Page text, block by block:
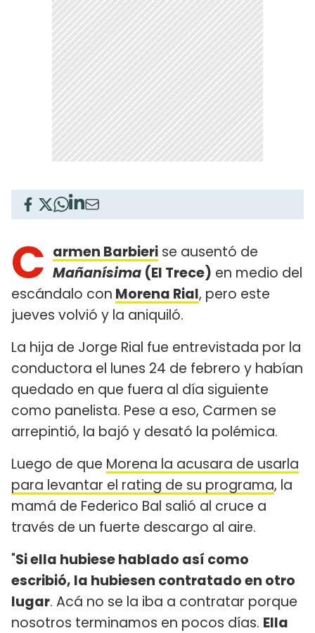
C armen Barbieri se ausentó de
Mañanísima (El Trece) en medio del
escándalo con Morena Rial, pero este
jueves volvió y la aniquiló.
La hija de Jorge Rial fue entrevistada por la
conductora el lunes 24 de febrero y habían
quedado en que fuera al día siguiente
como panelista. Pese a eso, Carmen se
arrepintió, la bajó y desató la polémica.
Luego de que Morena la acusara de usarla
para levantar el rating de su programa, la
mamá de Federico Bal salió al cruce a
través de un fuerte descargo al aire.
"Si ella hubiese hablado así como
escribió, la hubiesen contratado en otro
lugar. Acá no se la iba a contratar porque
nosotros terminamos en pocos días. Ella